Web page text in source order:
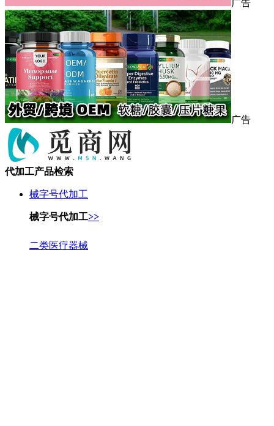
广告
广告
代加工产品检索
械字号代加工
械字号代加工>>
二类医疗器械